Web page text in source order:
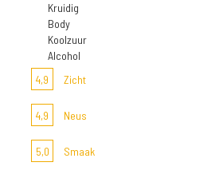
Kruidig
Body
Koolzuur
Alcohol
4,9
Zicht
4,9 Neus
5,0 Smaak